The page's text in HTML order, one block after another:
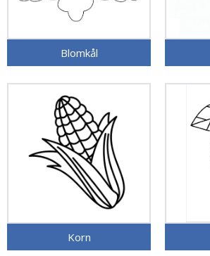
Blomkål
Korn